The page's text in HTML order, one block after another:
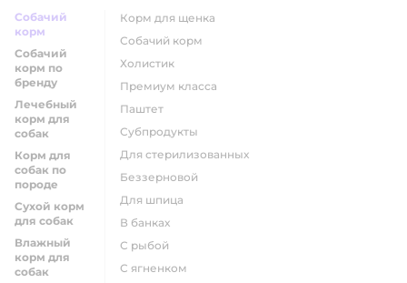
Собачий
корм
Собачий
корм по
бренду
Лечебный
корм для
собак
Корм для
собак по
породе
Сухой корм
для собак
Влажный
корм для
собак
корм для щенка
собачий корм
холистик
премиум класса
паштет
субпродукты
для стерилизованных
беззерновой
для шпица
в банках
с рыбой
с ягненком